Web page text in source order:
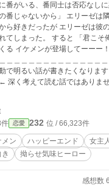
番がいる、番同士は否応なしに惹
いから」 エリーゼは隣人のアーヴィンが子供
ら好きだったが エリーゼは彼
。 すると 「君こそ俺の番だ！」と突然接近
イケメンが登場してーーー！？ ＿＿＿＿＿＿＿
で明るい話が書きたくなりま
く考えて読む話ではありません ※マーク編：３
ーグ ※超絶短編です ※さくっ
ったより明るくなかったごめ
す恋愛 232 位 / 66,323件
メン ハッピーエンド 女主
拗らせ気味ヒーロー
感想数